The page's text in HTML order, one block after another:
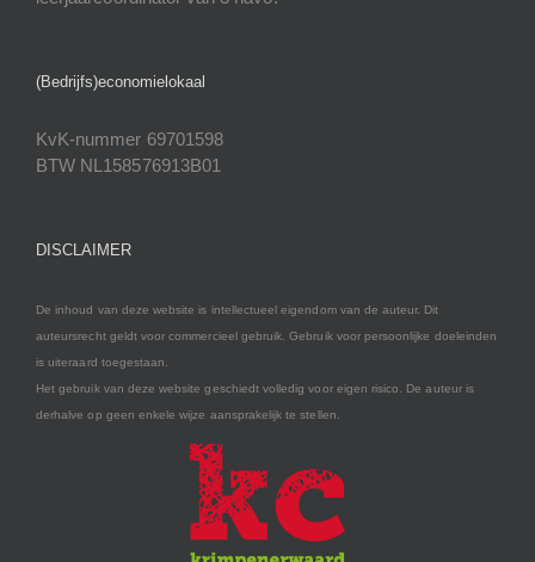
(Bedrijfs)economielokaal
KvK-nummer 69701598
BTW NL158576913B01
DISCLAIMER
De inhoud van deze website is intellectueel eigendom van de auteur. Dit
auteursrecht geldt voor commercieel gebruik. Gebruik voor persoonlijke doeleinden
is uiteraard toegestaan.
Het gebruik van deze website geschiedt volledig voor eigen risico. De auteur is
derhalve op geen enkele wijze aansprakelijk te stellen.